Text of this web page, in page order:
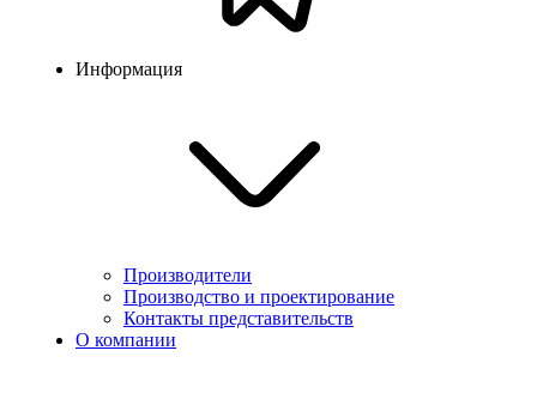
Информация
Производители
Производство и проектирование
Контакты представительств
О компании